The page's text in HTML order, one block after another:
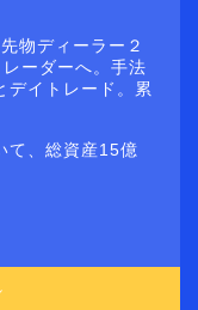
物ディーラー２
ーダーへ。手法
デイトレード。累
て、総資産15億